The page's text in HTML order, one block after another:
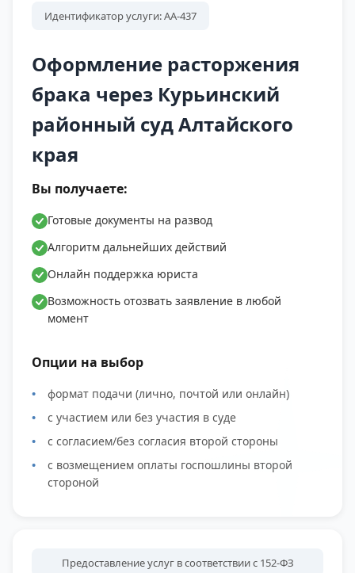
Идентификатор услуги: АА-437
Оформление расторжения
брака через Курьинский
районный суд Алтайского
края
Вы получаете:
Готовые документы на развод
Алгоритм дальнейших действий
Онлайн поддержка юриста
Возможность отозвать заявление в любой
момент
Опции на выбор
формат подачи (лично, почтой или онлайн)
с участием или без участия в суде
с согласием/без согласия второй стороны
с возмещением оплаты госпошлины второй
стороной
Предоставление услуг в соответствии с 152-ФЗ